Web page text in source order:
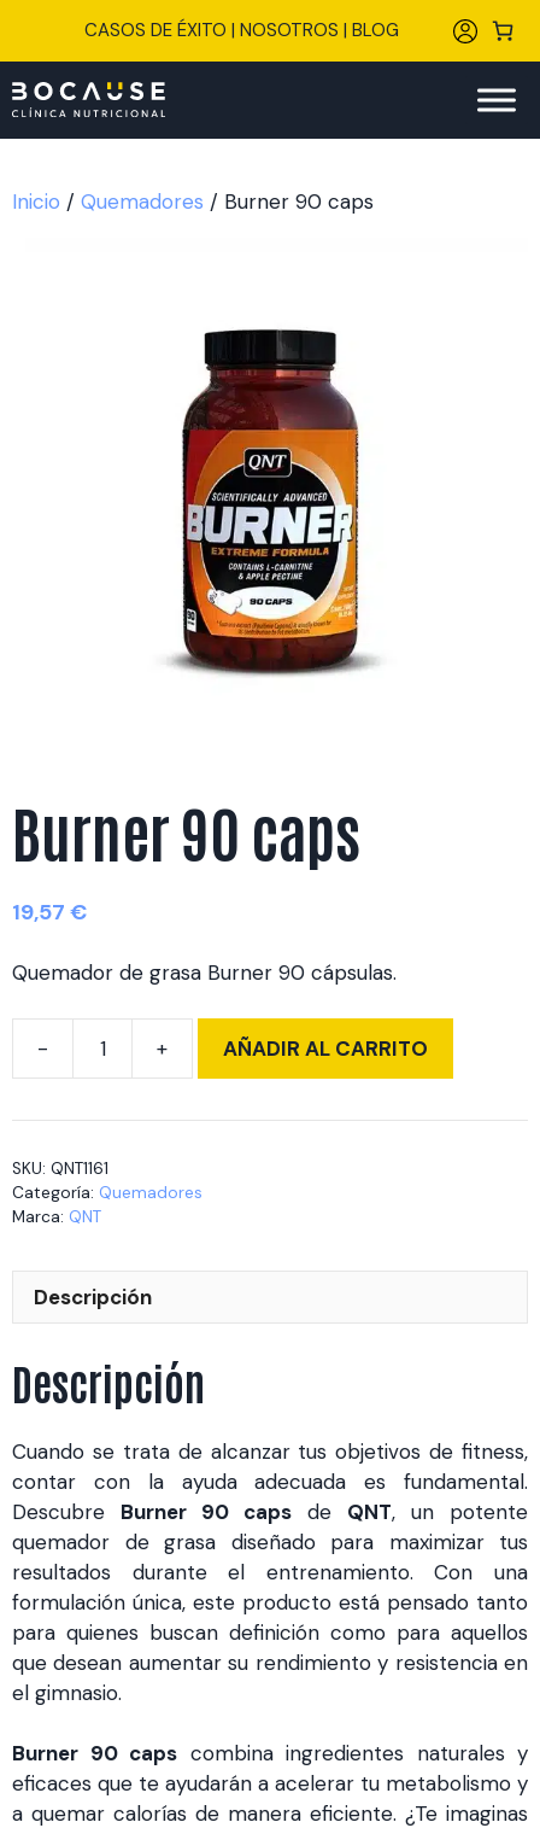
CASOS DE ÉXITO | NOSOTROS | BLOG
Inicio / Quemadores / Burner 90 caps
Burner 90 caps
19,57 €
Quemador de grasa Burner 90 cápsulas.
Burner
caps
AÑADIR AL CARRITO
SKU: QNT1161
Categoría: Quemadores
Marca: QNT
Descripción
Descripción
Cuando se trata de alcanzar tus objetivos de fitness,
contar con la ayuda adecuada es fundamental.
Descubre Burner 90 caps de QNT, un potente
quemador de grasa diseñado para maximizar tus
resultados durante el entrenamiento. Con una
formulación única, este producto está pensado tanto
para quienes buscan definición como para aquellos
que desean aumentar su rendimiento y resistencia en
el gimnasio.
Burner 90 caps combina ingredientes naturales y
eficaces que te ayudarán a acelerar tu metabolismo y
a quemar calorías de manera eficiente. ¿Te imaginas